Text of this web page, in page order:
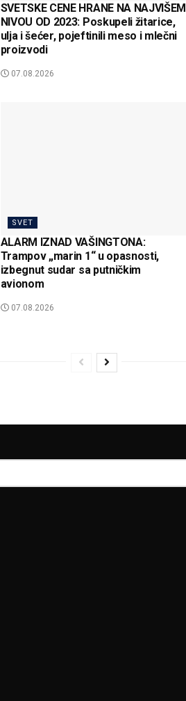
SVETSKE CENE HRANE NA NAJVIŠEM
NIVOU OD 2023: Poskupeli žitarice,
ulja i šećer, pojeftinili meso i mlečni
proizvodi
07.08.2026
SVET
ALARM IZNAD VAŠINGTONA:
Trampov „marin 1“ u opasnosti,
izbegnut sudar sa putničkim
avionom
07.08.2026